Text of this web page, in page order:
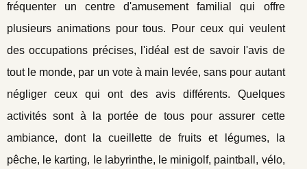
fréquenter un centre d'amusement familial qui offre
plusieurs animations pour tous. Pour ceux qui veulent
des occupations précises, l'idéal est de savoir l'avis de
tout le monde, par un vote à main levée, sans pour autant
négliger ceux qui ont des avis différents. Quelques
activités sont à la portée de tous pour assurer cette
ambiance, dont la cueillette de fruits et légumes, la
pêche, le karting, le labyrinthe, le minigolf, paintball, vélo,